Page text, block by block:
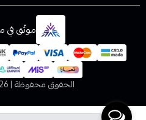
موثّق في
الحقوق محفوظة | 2026